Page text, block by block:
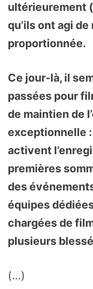
ultérieurement
qu’ils ont agi
proportionnée.
Ce jour-là, il
passées pour
de maintien de
exceptionnelle
activent
premières
des
équipes
chargées de
plusieurs
(…)